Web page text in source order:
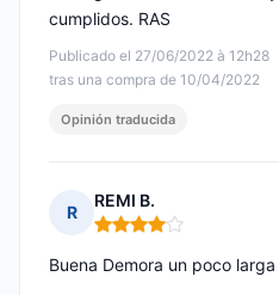
Publicado el 27/06/2022 à 12h28
tras una compra de 10/04/2022
cumplidos. RAS
Opinión traducida
R
REMI B.
Nota: 4 de 5
Buena Demora un poco larga